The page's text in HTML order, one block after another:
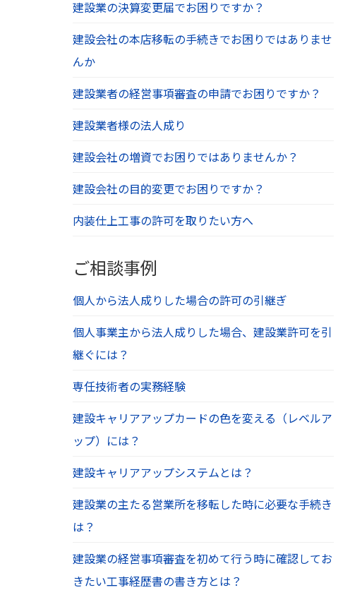
建設業の決算変更届でお困りですか？
建設会社の本店移転の手続きでお困りではありませ
んか
建設業者の経営事項審査の申請でお困りですか？
建設業者様の法人成り
建設会社の増資でお困りではありませんか？
建設会社の目的変更でお困りですか？
内装仕上工事の許可を取りたい方へ
ご相談事例
個人から法人成りした場合の許可の引継ぎ
個人事業主から法人成りした場合、建設業許可を引
継ぐには？
専任技術者の実務経験
建設キャリアアップカードの色を変える（レベルア
ップ）には？
建設キャリアアップシステムとは？
建設業の主たる営業所を移転した時に必要な手続き
は？
建設業の経営事項審査を初めて行う時に確認してお
きたい工事経歴書の書き方とは？